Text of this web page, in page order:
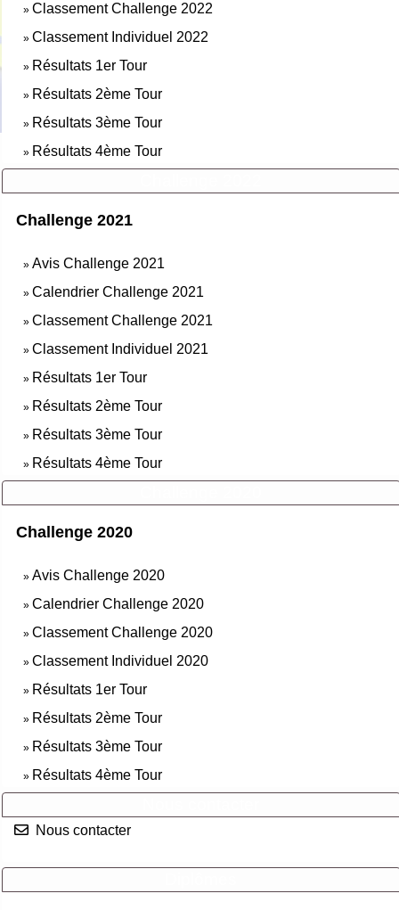
» Classement Challenge 2022
» Classement Individuel 2022
» Résultats 1er Tour
» Résultats 2ème Tour
» Résultats 3ème Tour
» Résultats 4ème Tour
Challenge 2021
» Avis Challenge 2021
» Calendrier Challenge 2021
» Classement Challenge 2021
» Classement Individuel 2021
» Résultats 1er Tour
» Résultats 2ème Tour
» Résultats 3ème Tour
» Résultats 4ème Tour
Challenge 2020
» Avis Challenge 2020
» Calendrier Challenge 2020
» Classement Challenge 2020
» Classement Individuel 2020
» Résultats 1er Tour
» Résultats 2ème Tour
» Résultats 3ème Tour
» Résultats 4ème Tour
Nous contacter